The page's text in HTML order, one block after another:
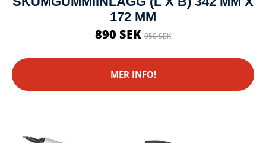
172 MM
890 SEK 950 SEK
MER INFO!